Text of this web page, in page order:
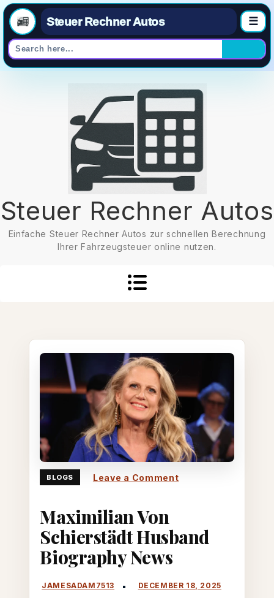
Steuer Rechner Autos ☰
Steuer Rechner Autos
Einfache Steuer Rechner Autos zur schnellen Berechnung
Ihrer Fahrzeugsteuer online nutzen.
BLOGS Leave a Commenton
Schierstädt
husband
news
Maximilian Von
Schierstädt Husband
Biography News